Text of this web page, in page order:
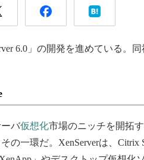
6.0」の開発を進めている。同
バ仮想化市場のニッチを開拓
の一環だ。XenServerは、Citrix